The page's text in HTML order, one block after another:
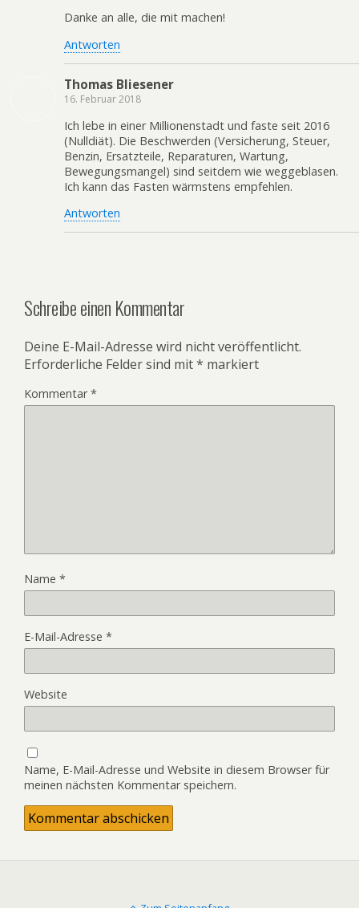
Danke an alle, die mit machen!
Antworten
Thomas Bliesener
16. Februar 2018
Ich lebe in einer Millionenstadt und faste seit 2016
(Nulldiät). Die Beschwerden (Versicherung, Steuer,
Benzin, Ersatzteile, Reparaturen, Wartung,
Bewegungsmangel) sind seitdem wie weggeblasen.
Ich kann das Fasten wärmstens empfehlen.
Antworten
Schreibe einen Kommentar
Deine E-Mail-Adresse wird nicht veröffentlicht.
Erforderliche Felder sind mit* markiert
Kommentar*
Name *
E-Mail-Adresse *
Website
Name, E-Mail-Adresse und Website in diesem Browser für
meinen nächsten Kommentar speichern.